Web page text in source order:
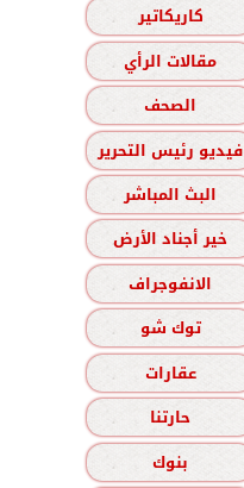
كاريكاتير
مقالات الرأي
الصحف
فيديو رئيس التحرير
البث المباشر
خير أجناد الأرض
الانفوجراف
توك شو
عقارات
حارتنا
بنوك